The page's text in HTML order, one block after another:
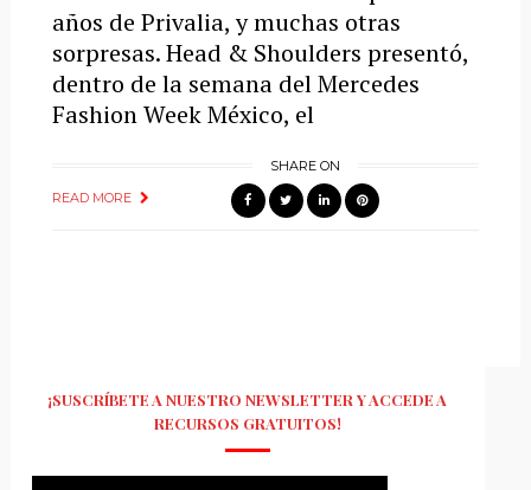
años de Privalia, y muchas otras
sorpresas. Head & Shoulders presentó,
dentro de la semana del Mercedes
Fashion Week México, el
READ MORE
SHARE ON
¡SUSCRÍBETE A NUESTRO NEWSLETTER Y ACCEDE A
RECURSOS GRATUITOS!